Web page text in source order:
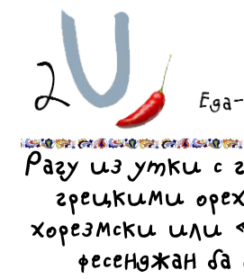
Рагу из утки с
грецкими
хорезмски или
фесенджан